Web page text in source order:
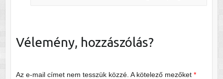
Vélemény, hozzászólás?
Az e-mail címet nem tesszük közzé. A kötelező mezőket *